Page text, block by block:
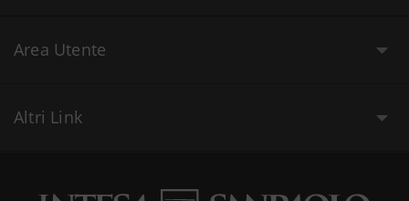
Area Utente
Altri Link